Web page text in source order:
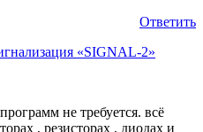
Ответить
«SIGNAL-2»
не требуется. всё
, резисторах , диодах и